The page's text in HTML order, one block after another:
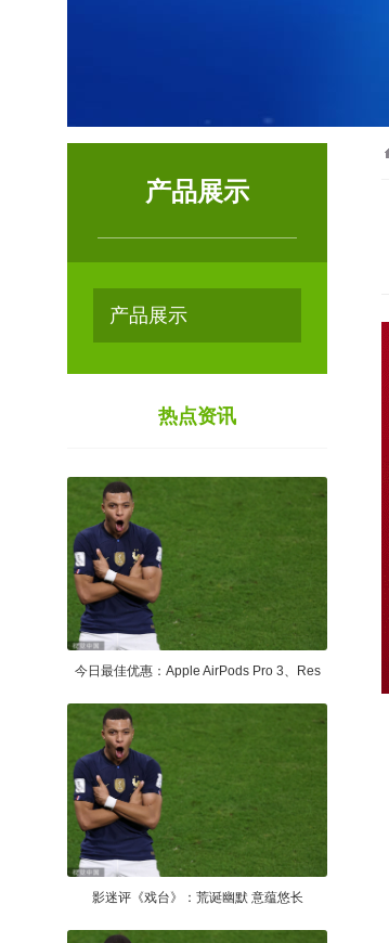
产品展示
产品展示
热点资讯
今日最佳优惠：Apple AirPods Pro 3、Res
影迷评《戏台》：荒诞幽默 意蕴悠长